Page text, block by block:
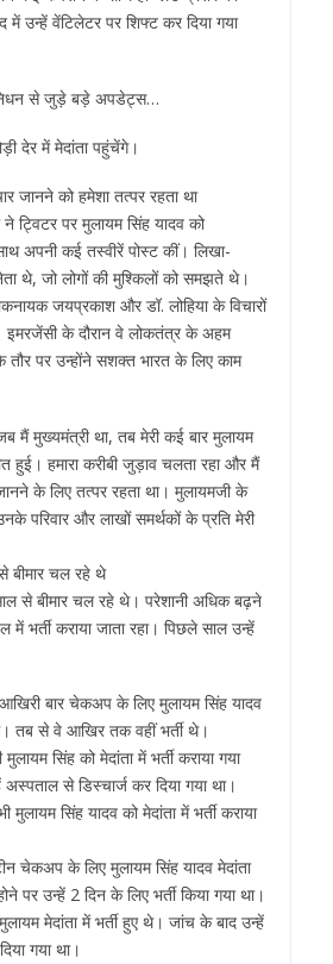
में उन्हें वेंटिलेटर पर शिफ्ट कर दिया गया
से जुड़े बड़े अपडेट्स…
देर में मेदांता पहुंचेंगे।
जानने को हमेशा तत्पर रहता था
ने ट्विटर पर मुलायम सिंह यादव को
अपनी कई तस्वीरें पोस्ट कीं। लिखा-
थे, जो लोगों की मुश्किलों को समझते थे।
जयप्रकाश और डॉ. लोहिया के विचारों
इमरजेंसी के दौरान वे लोकतंत्र के अहम
तौर पर उन्होंने सशक्त भारत के लिए काम
मैं मुख्यमंत्री था, तब मेरी कई बार मुलायम
हुई। हमारा करीबी जुड़ाव चलता रहा और मैं
के लिए तत्पर रहता था। मुलायमजी के
परिवार और लाखों समर्थकों के प्रति मेरी
बीमार चल रहे थे
से बीमार चल रहे थे। परेशानी अधिक बढ़ने
में भर्ती कराया जाता रहा। पिछले साल उन्हें
बार चेकअप के लिए मुलायम सिंह यादव
तब से वे आखिर तक वहीं भर्ती थे।
सिंह को मेदांता में भर्ती कराया गया
से डिस्चार्ज कर दिया गया था।
सिंह यादव को मेदांता में भर्ती कराया
चेकअप के लिए मुलायम सिंह यादव मेदांता
पर उन्हें 2 दिन के लिए भर्ती किया गया था।
मेदांता में भर्ती हुए थे। जांच के बाद उन्हें
गया था।